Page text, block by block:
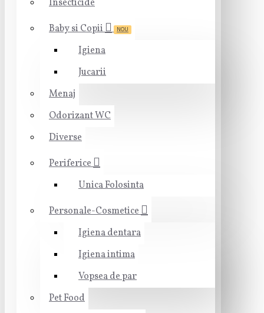
Insecticide
Baby si Copii
NOU
Igiena
Jucarii
Menaj
Odorizant WC
Diverse
Periferice
Unica Folosinta
Personale-Cosmetice
Igiena dentara
Igiena intima
Vopsea de par
Pet Food